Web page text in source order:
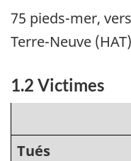
75 pieds-mer,
Terre-Neuve
1.2 Victimes
Tués